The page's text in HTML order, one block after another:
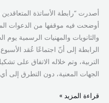
أصدرت “رابطة الأساتذة
أوضحت فيه موقفها من الدعوات
الرابطة إلى أنّ اجتماعًا عُقد
التربية، وتم خلاله الاتفاق على
الجهات المعنية، دون التطرق إلى أي
قراءة المزيد »